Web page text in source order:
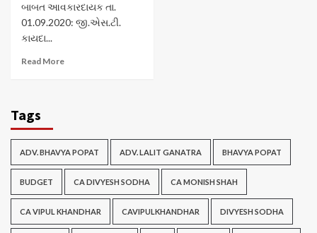
બાબત આવકારદાયક તા.
01.09.2020: જી.એસ.ટી.
કાયદા...
Read More
Tags
ADV. BHAVYA POPAT ADV. LALIT GANATRA BHAVYA POPAT
BUDGET CA DIVYESH SODHA CA MONISH SHAH
CA VIPUL KHANDHAR CAVIPULKHANDHAR DIVYESH SODHA